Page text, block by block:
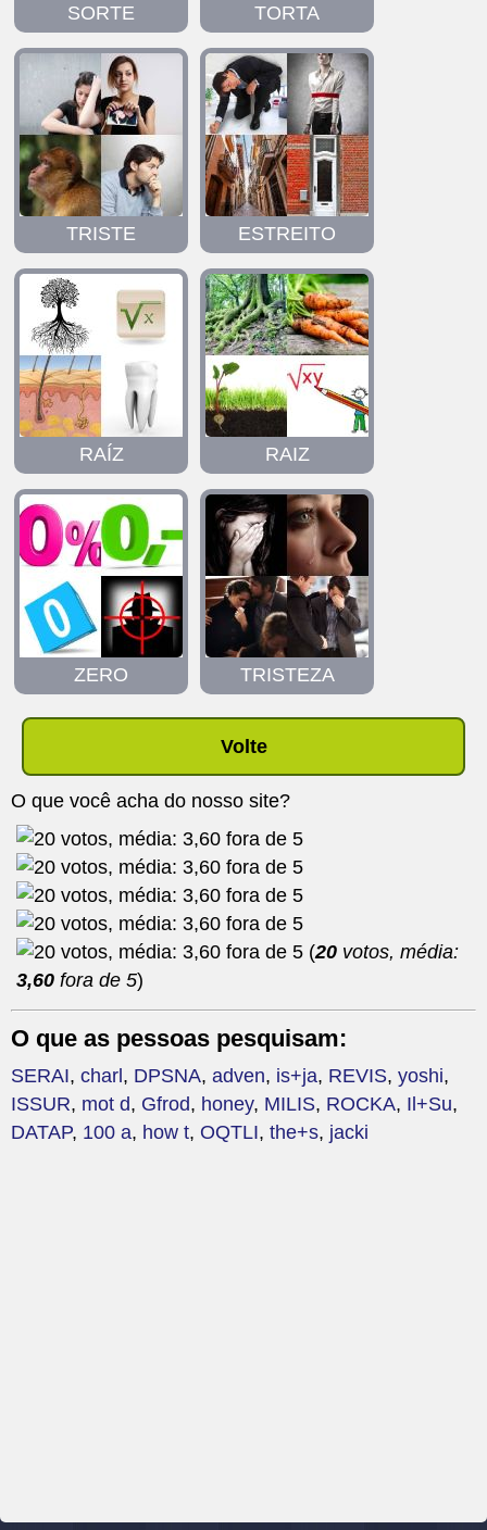
SORTE TORTA
TRISTE ESTREITO
RAÍZ RAIZ
ZERO TRISTEZA
Volte
O que você acha do nosso site?
(20 votos, média:
3,60 fora de 5)
O que as pessoas pesquisam:
SERAI, charl , DPSNA, adven, is+ja, REVIS, yoshi,
ISSUR, mot d, Gfrod, honey, MILIS, ROCKA, Il+Su,
DATAP, 100 a, how t, OQTLI, the+s, jacki